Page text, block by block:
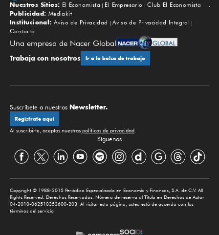
Subir
Nuestros Sitios: El Economista El Empresario
Club El Economista
Publicidad: Mediakit
Institucional: Aviso de Privacidad
Aviso de Privacidad Integral
Contacto
Una empresa de Nacer Global
Trabaja con nosotros Ir a la bolsa de trabajo
Suscríbete a nuestros Newsletter.
Regístrate aquí
Al suscribirte, aceptas nuestras políticas de privacidad.
Síguenos
Copyright © 1988-2015 Periódico Especializado en Economía y Finanzas, S.A. de C.V. All
Rights Reserved. Derechos Reservados. Número de reserva al Título en Derechos de Autor
04-2010-062510353600-203. Al visitar esta página, usted está de acuerdo con los
términos del servicio